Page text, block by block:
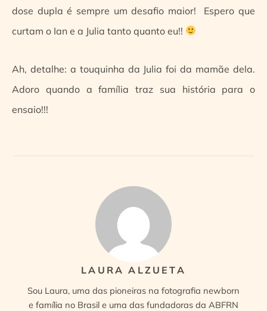
dose dupla é sempre um desafio maior! Espero que
curtam o Ian e a Julia tanto quanto eu!!
Ah, detalhe: a touquinha da Julia foi da mamãe dela.
Adoro quando a família traz sua história para o
ensaio!!!
LAURA ALZUETA
Sou Laura, uma das pioneiras na fotografia newborn
e família no Brasil e uma das fundadoras da ABFRN